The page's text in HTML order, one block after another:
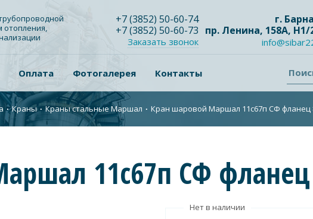
отопления,
+7(3852) 50-60-74
+7(3852) 50-60-73
Заказать звонок
г.
пр. Ленина, 158А, Н1/
Оплата Фотогалерея Контакты
∙Краны ∙Краны стальные Маршал ∙ Кран шаровой Маршал 11с67п СФ фланец
11с67п СФ фланец
Нет в наличии